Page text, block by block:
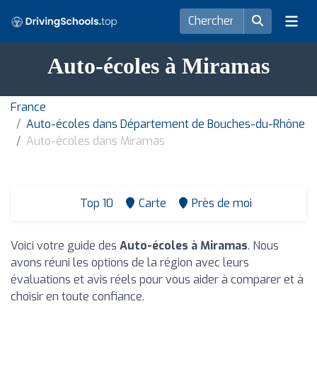
Auto-écoles à Miramas
France
Auto-écoles dans Département de Bouches-du-Rhône
Auto-écoles dans Miramas
Top 10 Carte Près de moi
Voici votre guide des Auto-écoles à Miramas. Nous
avons réuni les options de la région avec leurs
évaluations et avis réels pour vous aider à comparer et à
choisir en toute confiance.